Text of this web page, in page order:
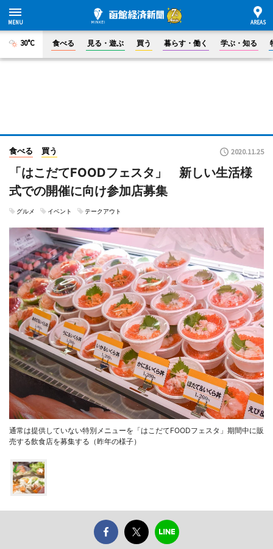
30°C 食べる 見る・遊ぶ 買う 暮らす・働く 学ぶ・知る
食べる 買う 2020.11.25
「はこだてFOODフェスタ」 新しい生活様
式での開催に向け参加店募集
グルメ イベント テークアウト
通常は提供していない特別メニューを「はこだてFOODフェスタ」期間中に販
売する飲食店を募集する（昨年の様子）